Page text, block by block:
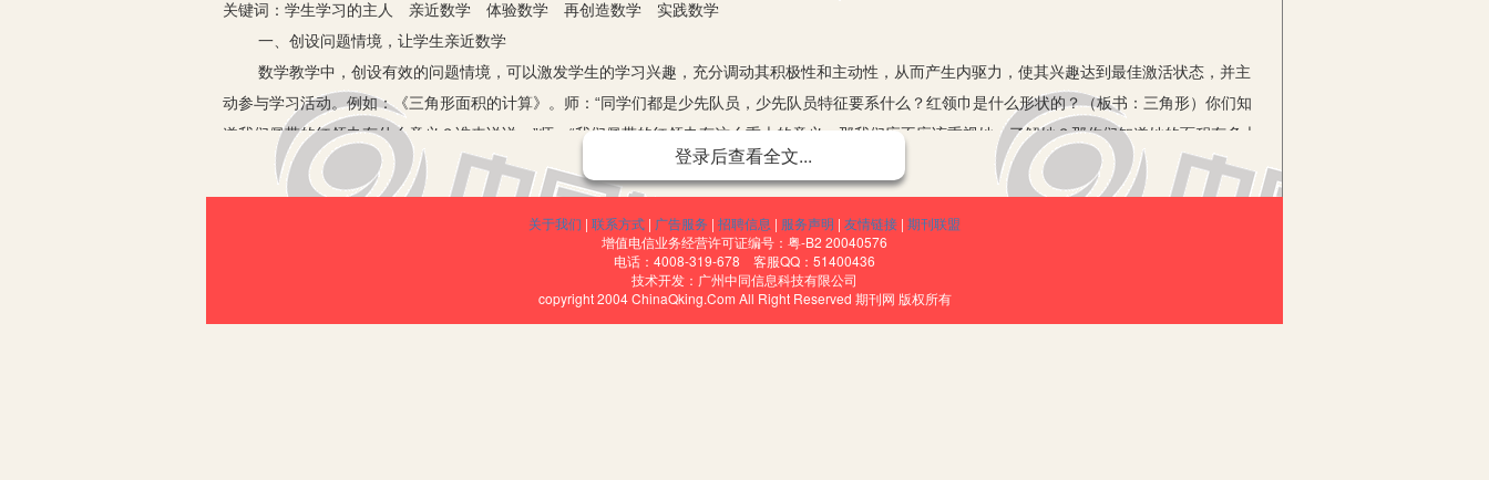
关键词：学生学习的主人 亲近数学 体验数学 再创造数学 实践数学
一、创设问题情境，让学生亲近数学
数学教学中，创设有效的问题情境，可以激发学生的学习兴趣，充分调动其积极性和主动性，从而产生内驱力，使其兴趣达到最佳激活状态，并主
动参与学习活动。例如：《三角形面积的计算》。师：“同学们都是少先队员，少先队员特征要系什么？红领巾是什么形状的？（板书：三角形）你们知
道我们佩带的红领巾有什么意义？谁来说说。”师：“我们佩带的红领巾有这么重大的意义，那我们应不应该重视她，了解她？那你们知道她的面积有多大
么？（生猜想）。说说想法。你们猜测的对不对？想不想探个究竟啦？这节课我们一起探究这个问题”。
教师在课堂教学活动中以学生为少先队员，身边戴的红领巾，步步导入新课。尊重以学生为主体，利用生活资源创设良好的问题情境，轻松愉快的
置身于知识的问题，自然而然使我们的数学课堂充满生机。
有句话说：“儿童的智慧在他的指尖上。”我们就要让学生动手做，而不仅是用耳朵听。动手实践则最易于激发学生的思维和想象。在教学活动中，教
登录后查看全文...
关于我们 | 联系方式 | 广告服务 | 招聘信息 | 服务声明 | 友情链接 | 期刊联盟
增值电信业务经营许可证编号：粤-B2 20040576
电话：4008-319-678 客服QQ：51400436
技术开发：广州中同信息科技有限公司
copyright 2004 ChinaQking.Com All Right Reserved 期刊网 版权所有